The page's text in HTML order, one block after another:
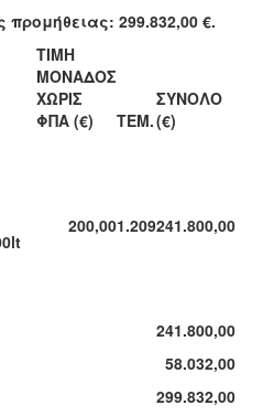
299.832,00 €.
ΤΙΜΗ
ΜΟΝΑΔΟΣ
ΧΩΡΙΣ
ΦΠΑ (€)
ΤΕΜ.
ΣΥΝΟΛΟ
(€)
lt
200,001.209241.800,00
241.800,00
58.032,00
299.832,00